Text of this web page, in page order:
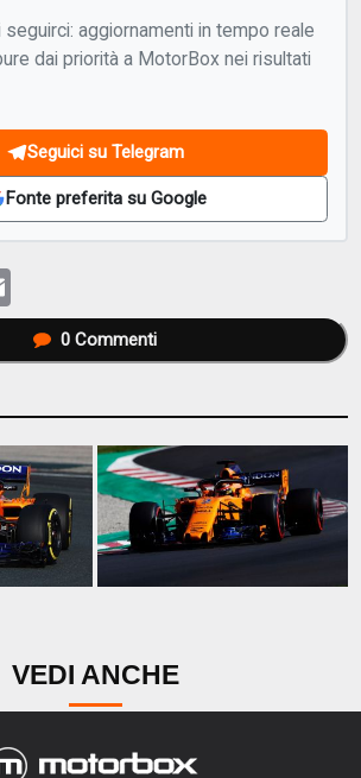
aggiornamenti in tempo reale
dai priorità a MotorBox nei risultati
Seguici su Telegram
Fonte preferita su Google
0Commenti
VEDI ANCHE